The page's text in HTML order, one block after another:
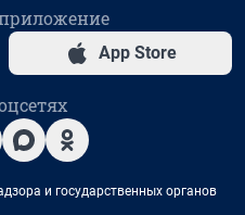
App Store
и государственных органов